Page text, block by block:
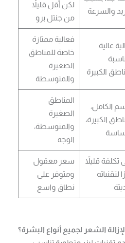
والسرعة
لكن أقل قليلاً
من جنتل برو
عالية
الكبيرة
فعالية ممتازة
خاصة للمناطق
الصغيرة
والمتوسطة
الكامل،
الكبيرة،
المناطق
الصغيرة
والمتوسطة،
الوجه
تكلفة قليلاً
لتقنياته
سعر معقول
ومتوفر على
نطاق واسع
الشعر لجميع أنواع البشرة؟